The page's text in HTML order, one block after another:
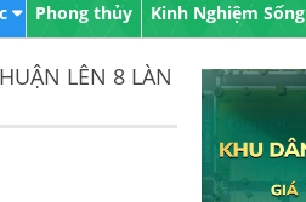
Phong thủy Kinh Nghiệm Sống
LÊN 8 LÀN